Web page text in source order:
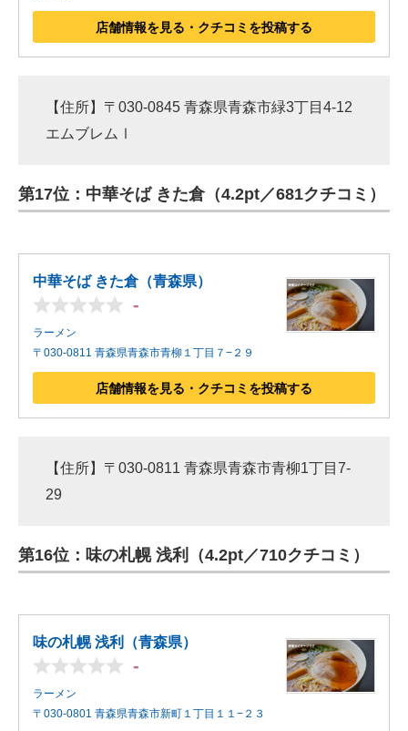
店舗情報を見る・クチコミを投稿する
【住所】〒030-0845 青森県青森市緑3丁目4-12
エムブレムⅠ
第17位：中華そば きた倉（4.2pt／681クチコミ）
中華そば きた倉（青森県）
-
ラーメン
〒030-0811 青森県青森市青柳１丁目７−２９
店舗情報を見る・クチコミを投稿する
【住所】〒030-0811 青森県青森市青柳1丁目7-
29
第16位：味の札幌 浅利（4.2pt／710クチコミ）
味の札幌 浅利（青森県）
-
ラーメン
〒030-0801 青森県青森市新町１丁目１１−２３